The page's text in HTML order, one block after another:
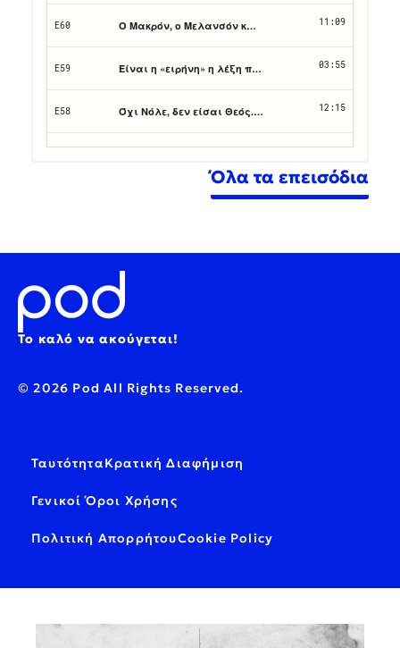
Όλα τα επεισόδια
Το καλό να ακούγεται!
© 2026 Pod All Rights Reserved.
ΤαυτότηταΚρατική Διαφήμιση
Γενικοί Όροι Χρήσης
Πολιτική ΑπορρήτουCookie Policy